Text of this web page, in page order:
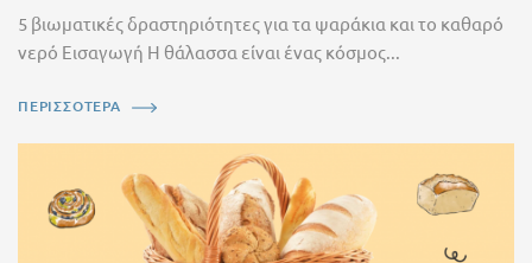
5 βιωματικές δραστηριότητες για τα ψαράκια και το καθαρό
νερό Εισαγωγή Η θάλασσα είναι ένας κόσμος...
ΠΕΡΙΣΣΟΤΕΡΑ